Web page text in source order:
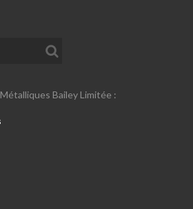
Bailey Limitée :